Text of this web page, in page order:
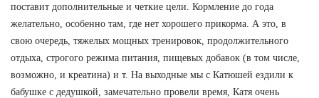
поставит дополнительные и четкие цели. Кормление до года
желательно, особенно там, где нет хорошего прикорма. А это, в
свою очередь, тяжелых мощных тренировок, продолжительного
отдыха, строгого режима питания, пищевых добавок (в том числе,
возможно, и креатина) и т. На выходные мы с Катюшей ездили к
бабушке с дедушкой, замечательно провели время, Катя очень